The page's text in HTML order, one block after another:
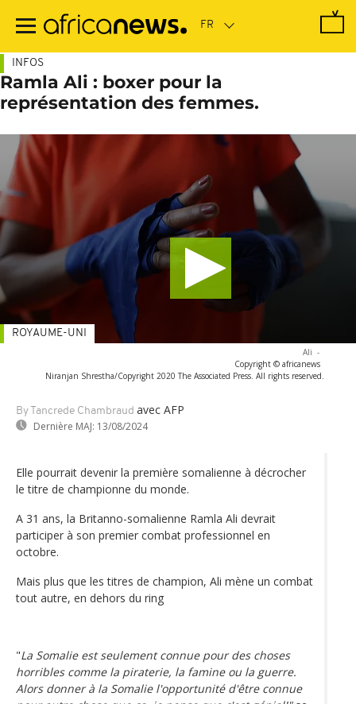
contenu
INFOS
Ramla Ali : boxer pour la
représentation des femmes.
Ali -
Copyright © africanews
Niranjan Shrestha/Copyright 2020 The Associated Press. All rights reserved.
By Tancrede Chambraud avec AFP
Dernière MAJ: 13/08/2024
ROYAUME-UNI
Elle pourrait devenir la première somalienne à décrocher
le titre de championne du monde.
A 31 ans, la Britanno-somalienne Ramla Ali devrait
participer à son premier combat professionnel en
octobre.
Mais plus que les titres de champion, Ali mène un combat
tout autre, en dehors du ring
"La Somalie est seulement connue pour des choses
horribles comme la piraterie, la famine ou la guerre.
Alors donner à la Somalie l'opportunité d'être connue